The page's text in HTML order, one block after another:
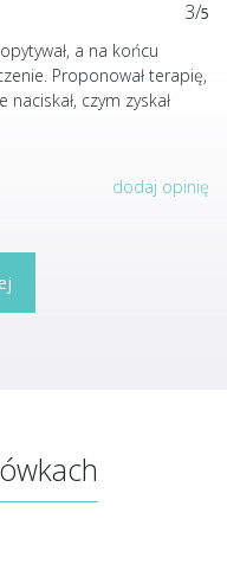
3/5
a na końcu
Proponował terapię,
czym zyskał
dodaj opinię